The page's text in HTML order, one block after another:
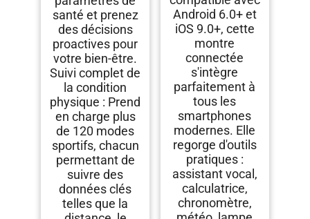
santé et prenez
des décisions
proactives pour
votre bien-être.
Suivi complet de
la condition
physique : Prend
en charge plus
de 120 modes
sportifs, chacun
permettant de
suivre des
données clés
telles que la
Android 6.0+ et
iOS 9.0+, cette
montre
connectée
s'intègre
parfaitement à
tous les
smartphones
modernes. Elle
regorge d'outils
pratiques :
assistant vocal,
calculatrice,
chronomètre,